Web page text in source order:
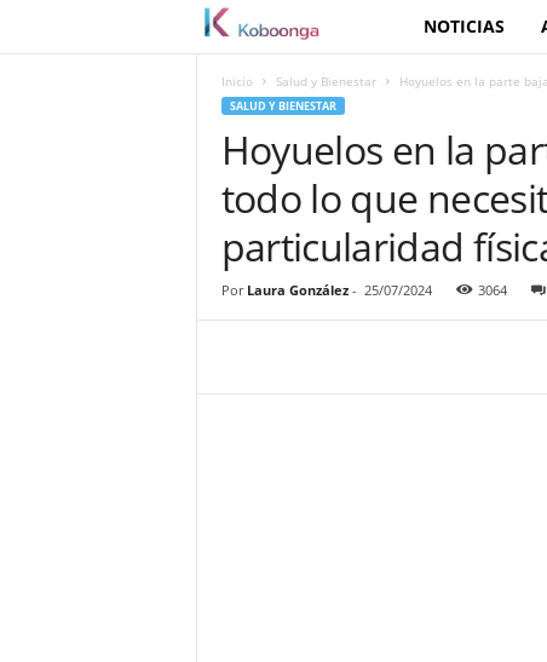
o
o
n
a
NOTICIAS
Inicio Salud y Bienestar Hoyuelos en la parte
SALUD Y BIENESTAR
Hoyuelos en la
todo lo que
particularidad
Por Laura González- 25/07/2024 3064